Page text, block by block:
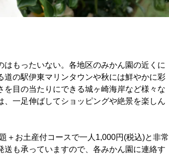
もったいない。各地区のみかん園の近くに
の駅伊東マリンタウンや秋には鮮やかに彩
目の当たりにできる城ヶ崎海岸など様々な
一足伸ばしてショッピングや絶景を楽しん
＋お土産付コースで一人1,000円(税込)と非常
も承っていますので、各みかん園に連絡す